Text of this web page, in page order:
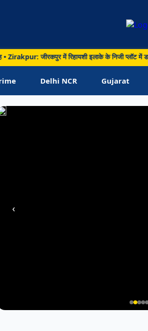
जीरकपुर में रिहायशी इलाके के निजी प्लॉट में
Delhi NCR Gujarat
‹
परेशान
लोग;
की
मांग